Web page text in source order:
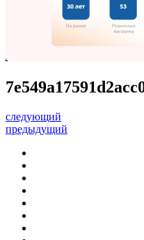
следующий
предыдущий